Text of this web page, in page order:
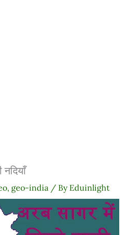
, geo-india/ By Eduinlight